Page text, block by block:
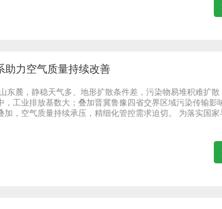
助力空气质量持续改善
东麓，静稳天气多、地形扩散条件差，污染物易堆积难扩散
工业排放基数大；叠加晋冀鲁豫四省交界区域污染传输影
，空气质量持续承压，精细化管控需求迫切。 为落实国家